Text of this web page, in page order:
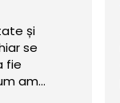
și
se
fie
am